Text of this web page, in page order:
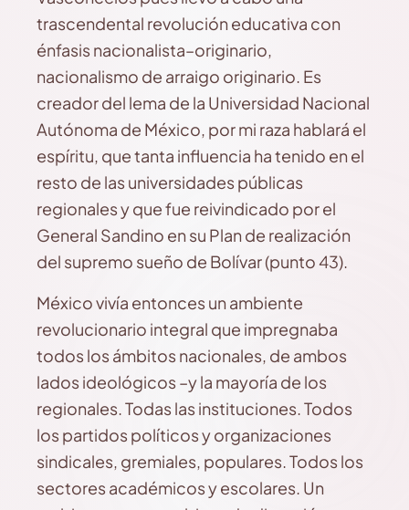
trascendental revolución educativa con
énfasis nacionalista–originario,
nacionalismo de arraigo originario. Es
creador del lema de la Universidad Nacional
Autónoma de México, por mi raza hablará el
espíritu, que tanta influencia ha tenido en el
resto de las universidades públicas
regionales y que fue reivindicado por el
General Sandino en su Plan de realización
del supremo sueño de Bolívar (punto 43).
México vivía entonces un ambiente
revolucionario integral que impregnaba
todos los ámbitos nacionales, de ambos
lados ideológicos –y la mayoría de los
regionales. Todas las instituciones. Todos
los partidos políticos y organizaciones
sindicales, gremiales, populares. Todos los
sectores académicos y escolares. Un